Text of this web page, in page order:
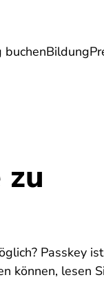
buchenBildung
Reise
Passkey
können, lesen